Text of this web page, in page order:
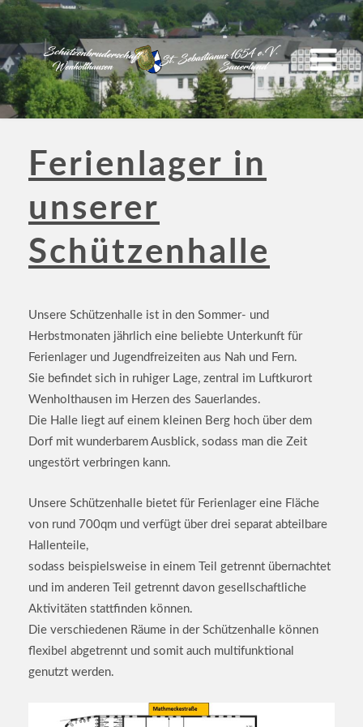
Ferienlager in
unserer
Schützenhalle
Unsere Schützenhalle ist in den Sommer- und
Herbstmonaten jährlich eine beliebte Unterkunft für
Ferienlager und Jugendfreizeiten aus Nah und Fern.
Sie befindet sich in ruhiger Lage, zentral im Luftkurort
Wenholthausen im Herzen des Sauerlandes.
Die Halle liegt auf einem kleinen Berg hoch über dem
Dorf mit wunderbarem Ausblick, sodass man die Zeit
ungestört verbringen kann.
Unsere Schützenhalle bietet für Ferienlager eine Fläche
von rund 700qm und verfügt über drei separat abteilbare
Hallenteile,
sodass beispielsweise in einem Teil getrennt übernachtet
und im anderen Teil getrennt davon gesellschaftliche
Aktivitäten stattfinden können.
Die verschiedenen Räume in der Schützenhalle können
flexibel abgetrennt und somit auch multifunktional
genutzt werden.